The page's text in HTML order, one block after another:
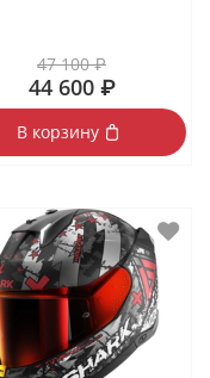
47 100 ₽
44 600 ₽
В корзину